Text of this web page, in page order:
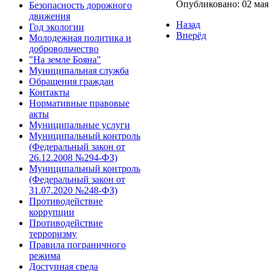
Безопасность дорожного
движения
Год экологии
Молодежная политика и
добровольчество
"На земле Бояна"
Муниципальная служба
Обращения граждан
Контакты
Нормативные правовые
акты
Муниципальные услуги
Муниципальный контроль
(Федеральный закон от
26.12.2008 №294-ФЗ)
Муниципальный контроль
(Федеральный закон от
31.07.2020 №248-ФЗ)
Противодействие
коррупции
Противодействие
терроризму
Правила пограничного
режима
Доступная среда
Опубликовано: 02 мая
Назад
Вперёд